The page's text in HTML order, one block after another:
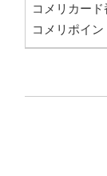
コメリカー
コメリポイン